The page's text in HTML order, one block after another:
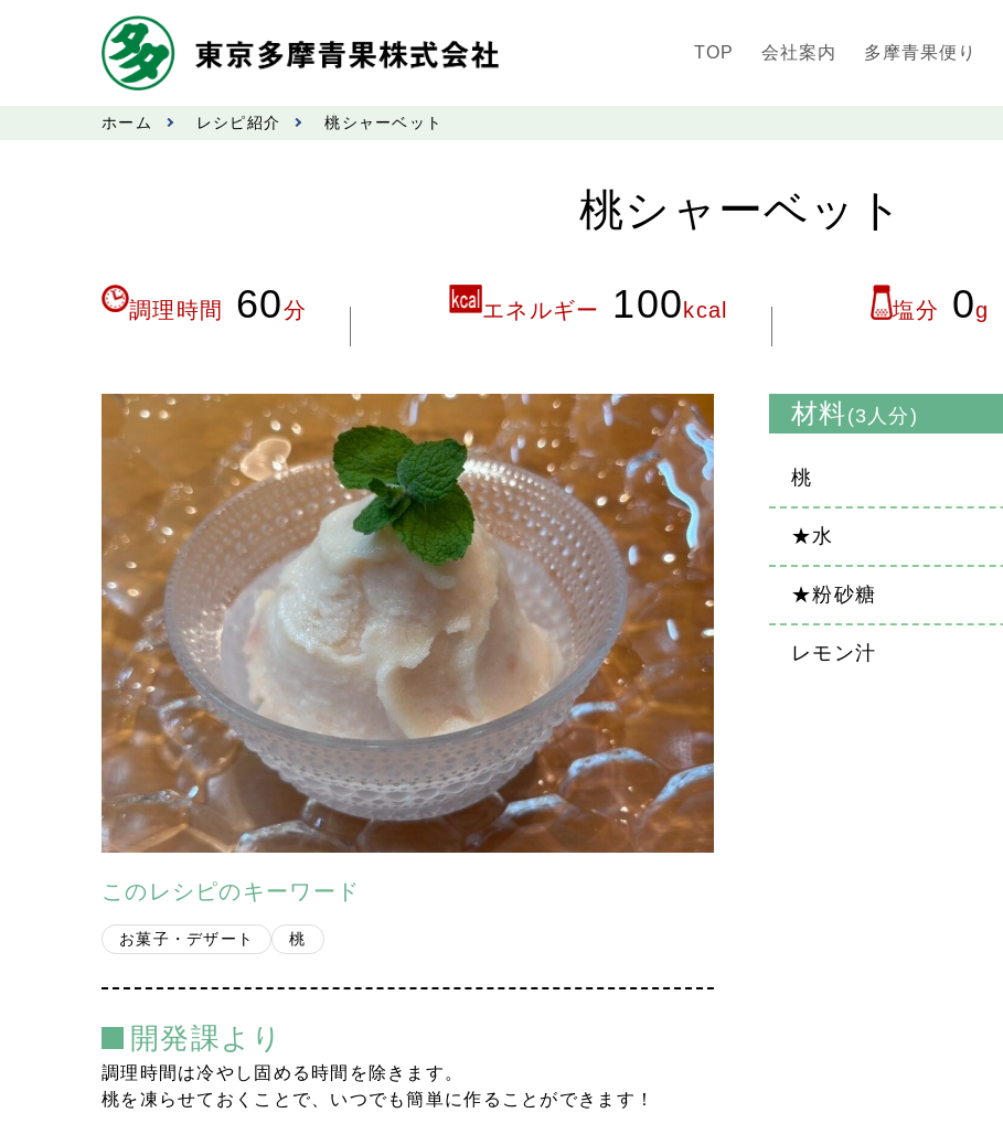
TOP 会社案内 多摩青果便り
ホーム レシピ紹介 桃シャーベット
桃シャーベット
調理時間 60分 エネルギー 100 kcal 塩分 0g
このレシピのキーワード
お菓子・デザート 桃
開発課より
調理時間は冷やし固める時間を除きます。
桃を凍らせておくことで、いつでも簡単に作ることができます！
材料 (3人分)
桃
★水
★粉砂糖
レモン汁